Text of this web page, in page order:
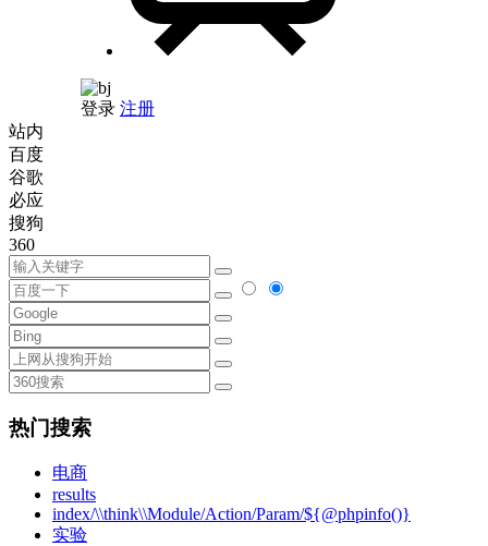
登录 注册
站内
百度
谷歌
必应
搜狗
360
热门搜索
电商
results
index/\\think\\Module/Action/Param/${@phpinfo()}
实验